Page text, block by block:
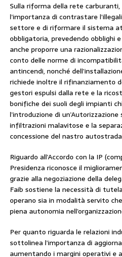
Sulla riforma della rete carburanti,
l’importanza di contrastare
settore e di riformare il sistema
obbligatoria, prevedendo obblighi
anche proporre una
conto delle norme di
antincendi, nonché
richiede inoltre il rifinanziamento
gestori espulsi dalla rete e la
bonifiche dei suoli degli impianti
l’introduzione di
infiltrazioni malavitose e la
concessione del nastro
Riguardo all’Accordo con la IP
Presidenza riconosce il
grazie alla negoziazione della
Faib sostiene la necessità di
operano sia in modalità servito
piena autonomia
Per quanto riguarda le relazioni
sottolinea l’importanza di
aumentando i margini operativi e